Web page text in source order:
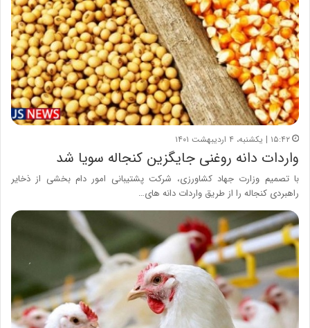
۱۵:۴۲ | یکشنبه، ۴ اردیبهشت ۱۴۰۱
واردات دانه روغنی جایگزین کنجاله سویا شد
با تصمیم وزارت جهاد کشاورزی، شرکت پشتیبانی امور دام بخشی از ذخایر
راهبردی کنجاله را از طریق واردات دانه های…